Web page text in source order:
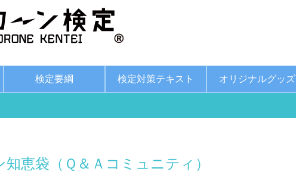
検定要綱 検定対策テキスト オリジナルグッズ
知恵袋（Ｑ＆Ａコミュニティ）